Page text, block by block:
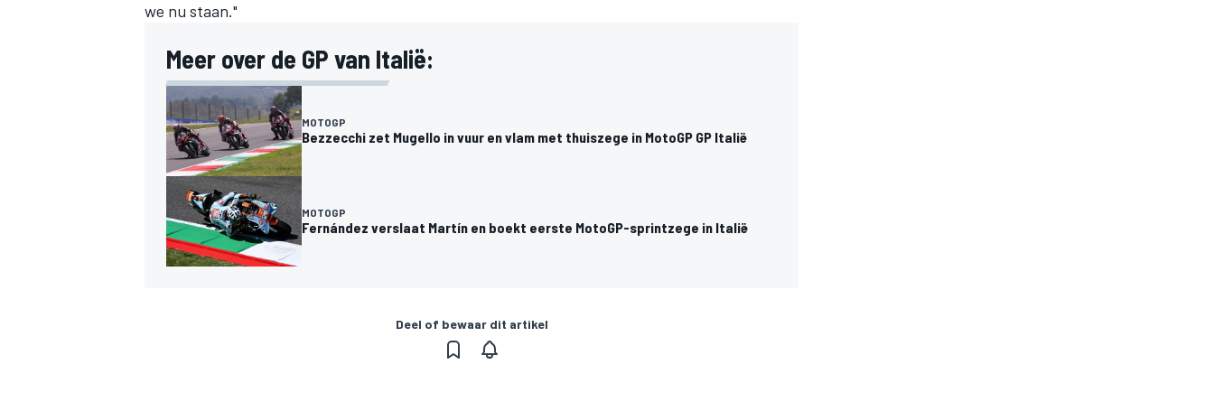
MEER RACEKLASSEN
we nu staan."
Meer over de GP van Italië:
MOTOGP
Bezzecchi zet Mugello in vuur en vlam met thuiszege in MotoGP GP Italië
MOTOGP
Fernández verslaat Martín en boekt eerste MotoGP-sprintzege in Italië
Deel of bewaar dit artikel